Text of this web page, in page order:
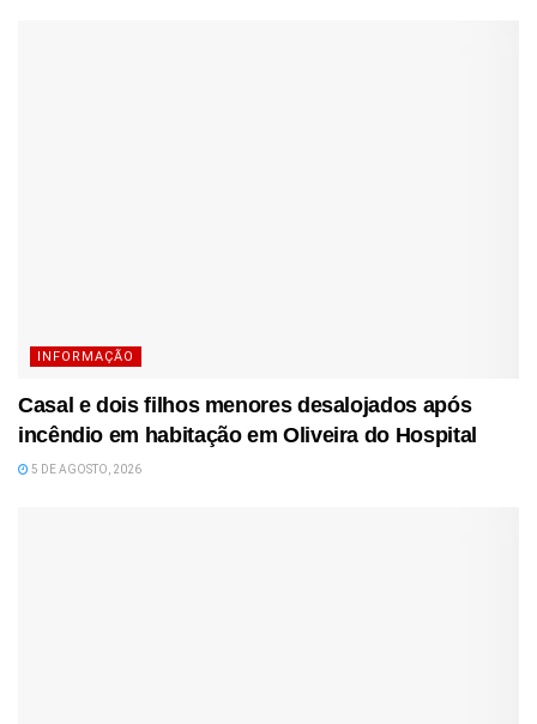
INFORMAÇÃO
Casal e dois filhos menores desalojados após
incêndio em habitação em Oliveira do Hospital
5 DE AGOSTO, 2026